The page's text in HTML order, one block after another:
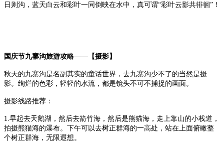
日则沟，蓝天白云和彩叶一同倒映在水中，真可谓“彩叶云影共徘徊”！
国庆节九寨沟旅游攻略——【摄影】
秋天的九寨沟是名副其实的童话世界，去九寨沟少不了的当然是摄
影。绚烂的色彩，轻轻的水流，都是镜头不可不捕捉的画面。
摄影线路推荐：
1.早起去天鹅湖，然后去箭竹海，然后是熊猫海，走上靠山的小栈道，
拍摄熊猫海的瀑布。下午可以去树正群海的一高处，站在上面俯瞰整
个树正群海，无限遐想。